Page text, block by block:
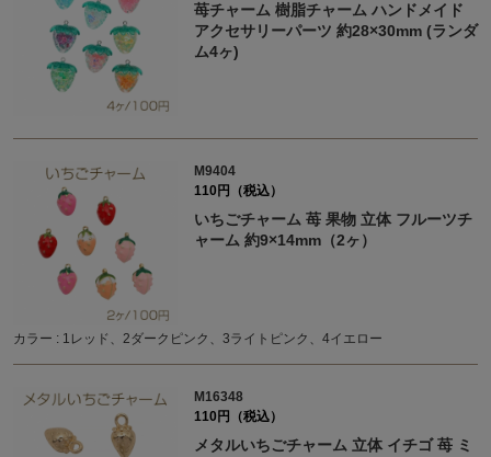
苺チャーム 樹脂チャーム ハンドメイド
アクセサリーパーツ 約28×30mm (ランダ
ム4ヶ)
M9404
110円（税込）
いちごチャーム 苺 果物 立体 フルーツチ
ャーム 約9×14mm（2ヶ）
カラー : 1レッド、2ダークピンク、3ライトピンク、4イエロー
M16348
110円（税込）
メタルいちごチャーム 立体 イチゴ 苺 ミ